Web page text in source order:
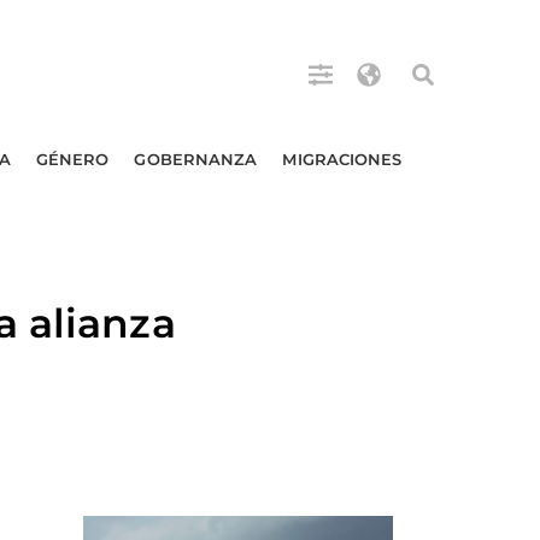
GÉNERO GOBERNANZA MIGRACIONES
alianza